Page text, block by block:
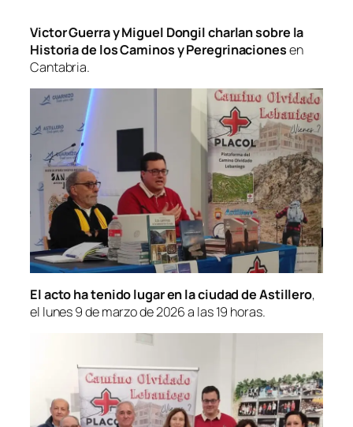
Victor Guerra y Miguel Dongil charlan sobre la
Historia de los Caminos y Peregrinacionesen
Cantabria.
El acto ha tenido lugar en la ciudad de Astillero,
el lunes 9 de marzo de 2026 a las 19 horas.